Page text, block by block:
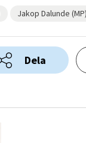
Jakop Dalunde (MP)
Dela